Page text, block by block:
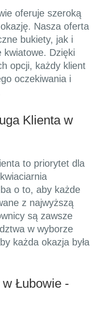
oferuje szeroką
Nasza oferta
bukiety, jak i
kwiatowe. Dzięki
opcji, każdy klient
oczekiwania i
Klienta w
to priorytet dla
o to, aby każde
z najwyższą
są zawsze
w wyborze
każda okazja była
Łubowie -